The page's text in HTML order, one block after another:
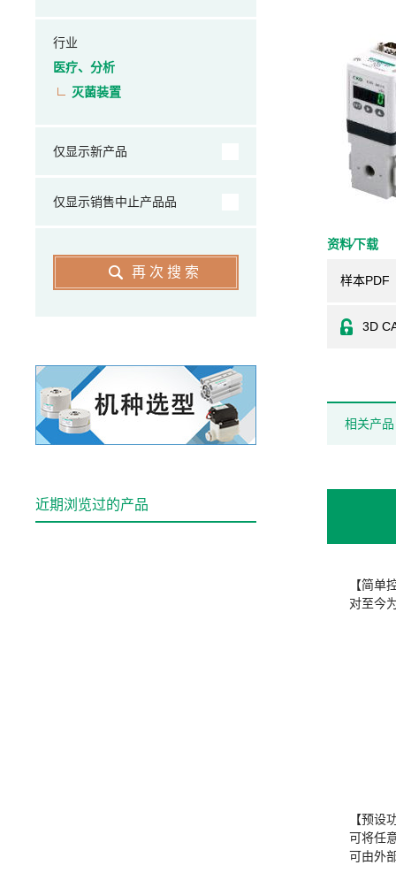
资料⁄下载
样本PDF
3D
相关产品
【简单
对至今
【预设
可将任
可由外
行业
医疗、分析
灭菌装置
仅显示新产品
仅显示销售中止产品品
再次搜索
近期浏览过的产品